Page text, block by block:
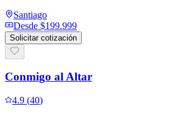
Santiago
Desde $199.999
Solicitar cotización
Conmigo al Altar
4.9 (40)